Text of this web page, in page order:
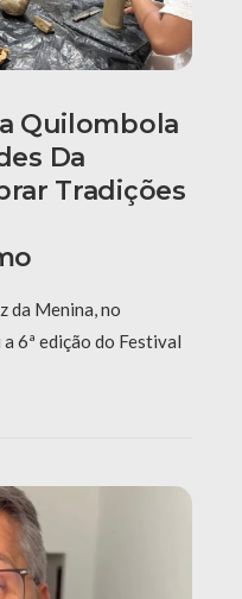
Quilombola
Da
Tradições
da Menina, no
6ª edição do Festival